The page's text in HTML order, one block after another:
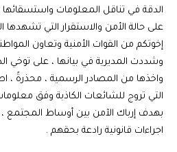
الدقة في تناقل المعلومات
على حالة الأمن والاستقرار التي تشهدها
إخوتكم من القوات الأمنية وتعاون
وشددت المديرية في بيانها ، على توخي
واخذها من المصادر الرسمية ، محذرةً ،
التي تروج للشائعات الكاذبة وفق
بهدف إرباك الآمن بين أوساط المجتمع
اجراءات قانونية رادعة بحقهم .